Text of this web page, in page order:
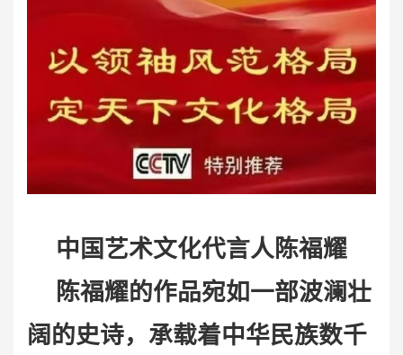
中国艺术文化代言人 陈福耀
陈福耀的作品宛如一部波澜壮
阔的史诗，承载着中华民族数千